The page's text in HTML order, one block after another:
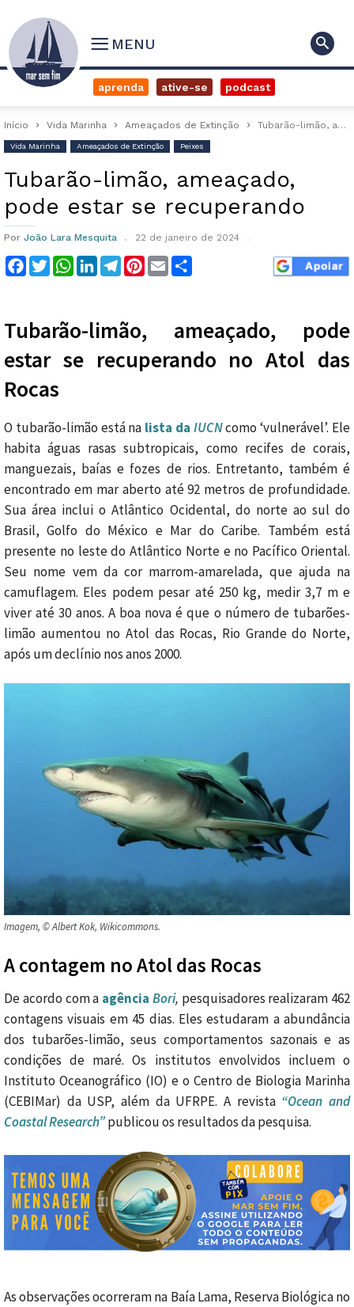
MENU
aprenda ative-se podcast
Início Vida Marinha Ameaçados de Extinção Tubarão-limão, ameaçado, pode estar se recuperando
Vida Marinha Ameaçados de Extinção Peixes
Tubarão-limão, ameaçado,
pode estar se recuperando
Por João Lara Mesquita 22 de janeiro de 2024
Facebook
TwitterWhatsApp
LinkedInTelegram
Pinterest
Email
Tubarão-limão, ameaçado, pode
estar se recuperando no Atol das
Rocas
O tubarão-limão está na lista da IUCNcomo ‘vulnerável’. Ele
habita águas rasas subtropicais, como recifes de corais,
manguezais, baías e fozes de rios. Entretanto, também é
encontrado em mar aberto até 92 metros de profundidade.
Sua área inclui o Atlântico Ocidental, do norte ao sul do
Brasil, Golfo do México e Mar do Caribe. Também está
presente no leste do Atlântico Norte e no Pacífico Oriental.
Seu nome vem da cor marrom-amarelada, que ajuda na
camuflagem. Eles podem pesar até 250 kg, medir 3,7 m e
viver até 30 anos. A boa nova é que o número de tubarões-
limão aumentou no Atol das Rocas, Rio Grande do Norte,
após um declínio nos anos 2000.
Imagem, © Albert Kok, Wikicommons.
A contagem no Atol das Rocas
De acordo com a agência Bori, pesquisadores realizaram 462
contagens visuais em 45 dias. Eles estudaram a abundância
dos tubarões-limão, seus comportamentos sazonais e as
condições de maré. Os institutos envolvidos incluem o
Instituto Oceanográfico (IO) e o Centro de Biologia Marinha
(CEBIMar) da USP, além da UFRPE. A revista “Ocean and
Coastal Research”publicou os resultados da pesquisa.
As observações ocorreram na Baía Lama, Reserva Biológica no